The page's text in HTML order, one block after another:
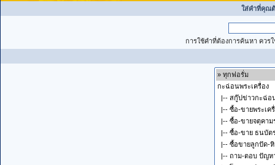
ใส่คำที่คุณ
การใช้คำที่ต้องการค้นหา ควร